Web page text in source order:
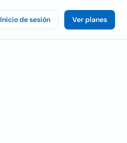
Inicio de sesión Ver planes